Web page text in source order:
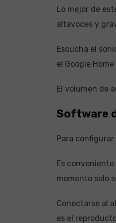
Lo mejor de
altavoces y
Escucha el
el Google
El volumen de
Software
Para
Es
momento solo
Conectarse al
es el